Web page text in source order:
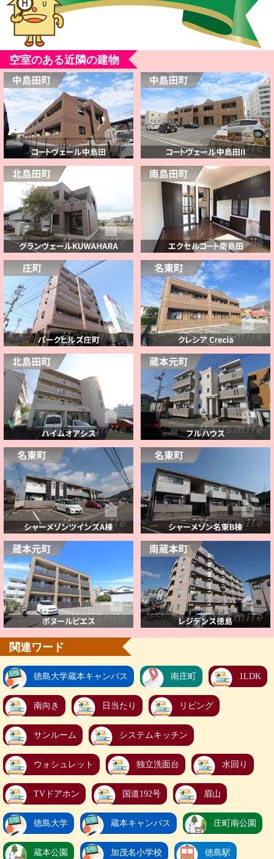
空室のある近隣の建物
関連ワード
徳島大学蔵本キャンパス 南庄町 1LDK
南向き 日当たり リビング
サンルーム システムキッチン
ウォシュレット 独立洗面台 水回り
TVドアホン 国道192号 眉山
徳島大学 蔵本キャンパス 庄町南公園
蔵本公園 加茂名小学校 徳島駅